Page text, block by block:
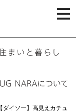
【ダイソー】高見えカチュ